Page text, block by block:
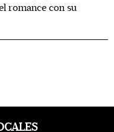
romance con su